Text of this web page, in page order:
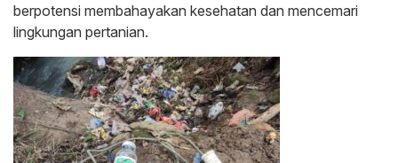
berpotensi membahayakan kesehatan dan mencemari
lingkungan pertanian.